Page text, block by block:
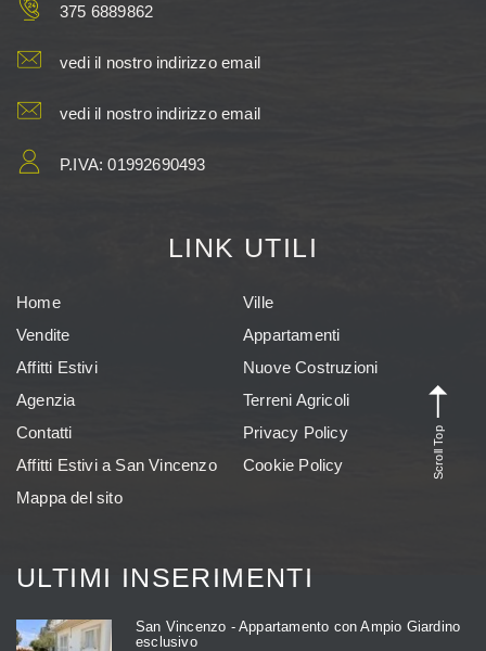
375 6889862
vedi il nostro indirizzo email
vedi il nostro indirizzo email
P.IVA: 01992690493
LINK UTILI
Home
Vendite
Affitti Estivi
Agenzia
Contatti
Affitti Estivi a San Vincenzo
Mappa del sito
Ville
Appartamenti
Nuove Costruzioni
Terreni Agricoli
Privacy Policy
Cookie Policy
ULTIMI INSERIMENTI
San Vincenzo - Appartamento con Ampio Giardino
esclusivo
Scroll Top